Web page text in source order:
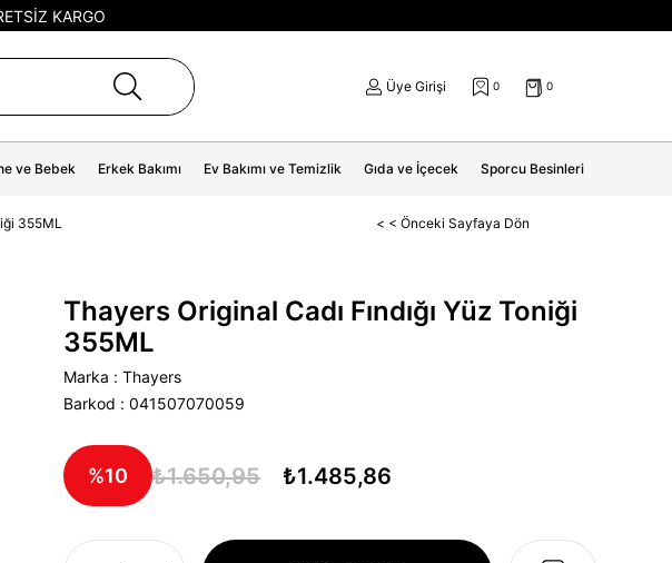
KARGO
Üye Girişi 0 0
ve Bebek Erkek Bakımı Ev Bakımı ve Temizlik Gıda ve İçecek Sporcu Besinleri
355ML < < Önceki Sayfaya Dön
Thayers Original Cadı Fındığı Yüz Toniği
355ML
Marka : Thayers
Barkod : 041507070059
10 ₺1.650,95 ₺1.485,86